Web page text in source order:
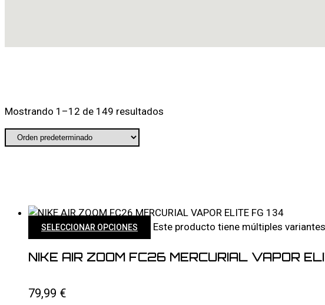
Mostrando 1–12 de 149 resultados
SELECCIONAR OPCIONES Este producto tiene múltiples
NIKE AIR ZOOM FC26 MERCURIAL VAPOR
79,99 €